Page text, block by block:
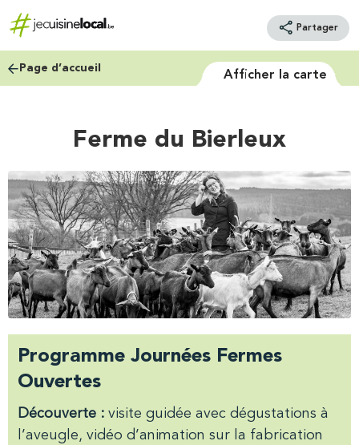
Partager
Page d’accueil
Afficher la carte
Ferme du Bierleux
Programme Journées Fermes
Ouvertes
Découverte : visite guidée avec dégustations à
l’aveugle, vidéo d’animation sur la fabrication